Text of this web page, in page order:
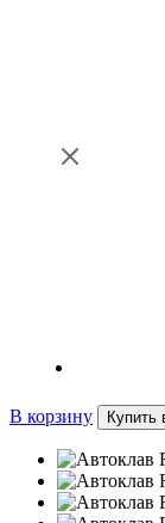
В корзину Купить